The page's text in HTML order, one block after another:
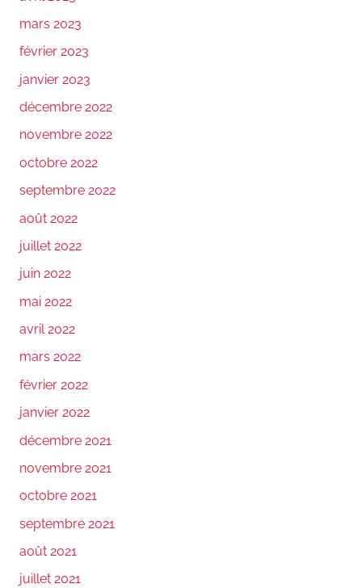
mars 2023
février 2023
janvier 2023
décembre 2022
novembre 2022
octobre 2022
septembre 2022
août 2022
juillet 2022
juin 2022
mai 2022
avril 2022
mars 2022
février 2022
janvier 2022
décembre 2021
novembre 2021
octobre 2021
septembre 2021
août 2021
juillet 2021